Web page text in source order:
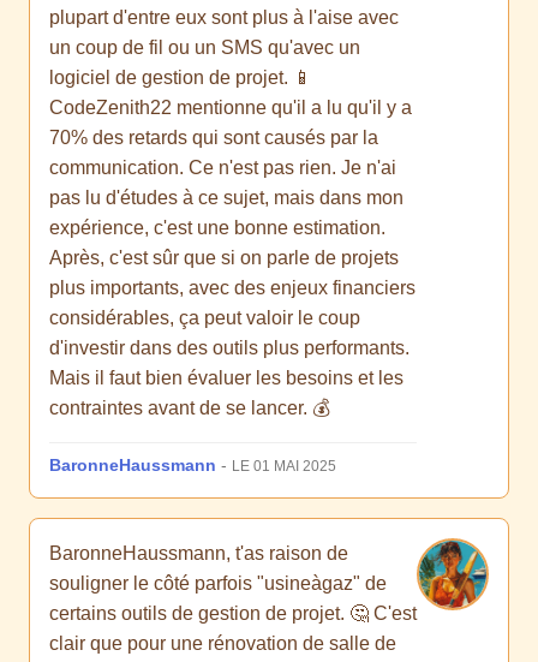
plupart d'entre eux sont plus à l'aise avec
un coup de fil ou un SMS qu'avec un
logiciel de gestion de projet. 📱
CodeZenith22 mentionne qu'il a lu qu'il y a
70% des retards qui sont causés par la
communication. Ce n'est pas rien. Je n'ai
pas lu d'études à ce sujet, mais dans mon
expérience, c'est une bonne estimation.
Après, c'est sûr que si on parle de projets
plus importants, avec des enjeux financiers
considérables, ça peut valoir le coup
d'investir dans des outils plus performants.
Mais il faut bien évaluer les besoins et les
contraintes avant de se lancer. 💰
BaronneHaussmann - LE 01 MAI 2025
BaronneHaussmann, t'as raison de
souligner le côté parfois "usineàgaz" de
certains outils de gestion de projet. 🤔 C'est
clair que pour une rénovation de salle de